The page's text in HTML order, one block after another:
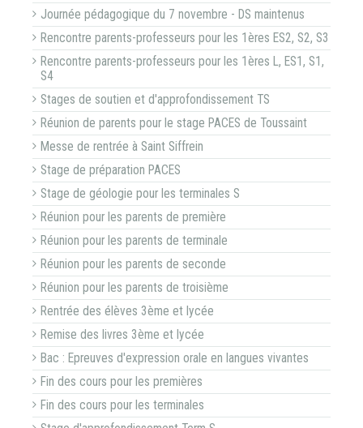
Journée pédagogique du 7 novembre - DS maintenus
Rencontre parents-professeurs pour les 1ères ES2, S2, S3
Rencontre parents-professeurs pour les 1ères L, ES1, S1,
S4
Stages de soutien et d'approfondissement TS
Réunion de parents pour le stage PACES de Toussaint
Messe de rentrée à Saint Siffrein
Stage de préparation PACES
Stage de géologie pour les terminales S
Réunion pour les parents de première
Réunion pour les parents de terminale
Réunion pour les parents de seconde
Réunion pour les parents de troisième
Rentrée des élèves 3ème et lycée
Remise des livres 3ème et lycée
Bac : Epreuves d'expression orale en langues vivantes
Fin des cours pour les premières
Fin des cours pour les terminales